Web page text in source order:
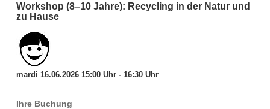
Workshop (8–10 Jahre): Recycling in der Natur und
zu Hause
mardi 16.06.2026 15:00 Uhr - 16:30 Uhr
Ihre Buchung